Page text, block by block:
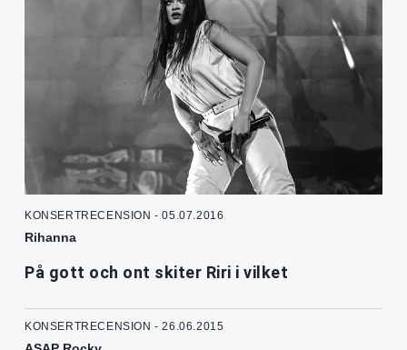
KONSERTRECENSION - 05.07.2016
Rihanna
På gott och ont skiter Riri i vilket
KONSERTRECENSION - 26.06.2015